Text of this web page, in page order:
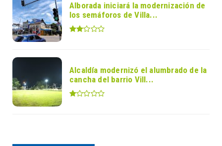
Alborada iniciará la modernización de
los semáforos de Villa...
Alcaldía modernizó el alumbrado de la
cancha del barrio Vill...